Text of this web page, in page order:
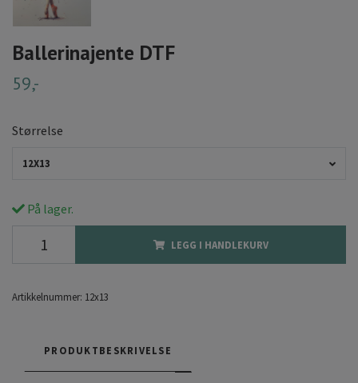
Ballerinajente DTF
59,-
Størrelse
12X13
På lager.
LEGG I HANDLEKURV
Artikkelnummer: 12x13
PRODUKTBESKRIVELSE